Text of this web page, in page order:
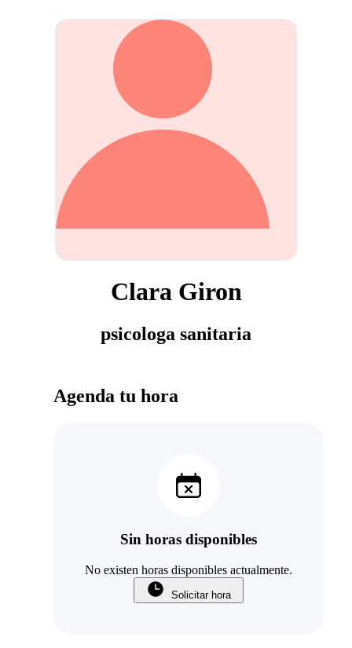
Clara Giron
psicologa sanitaria
Agenda tu hora
Sin horas disponibles
No existen horas disponibles actualmente.
Solicitar hora